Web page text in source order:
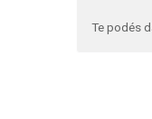
Te podés